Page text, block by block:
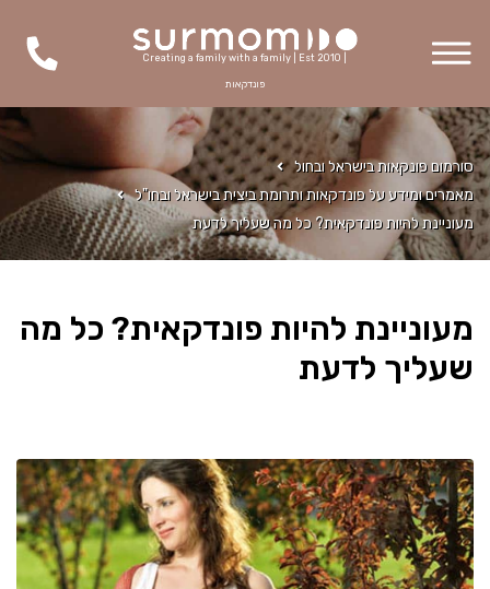
Creating a family with a family | Est 2010 |
פונדקאות
סורמום פונקאות בישראל ובחול
מאמרים ומידע על פונדקאות ותרומת ביצית בישראל ובחו"ל
מעוניינת להיות פונדקאית? כל מה שעליך לדעת
מעוניינת להיות פונדקאית? כל מה
שעליך לדעת